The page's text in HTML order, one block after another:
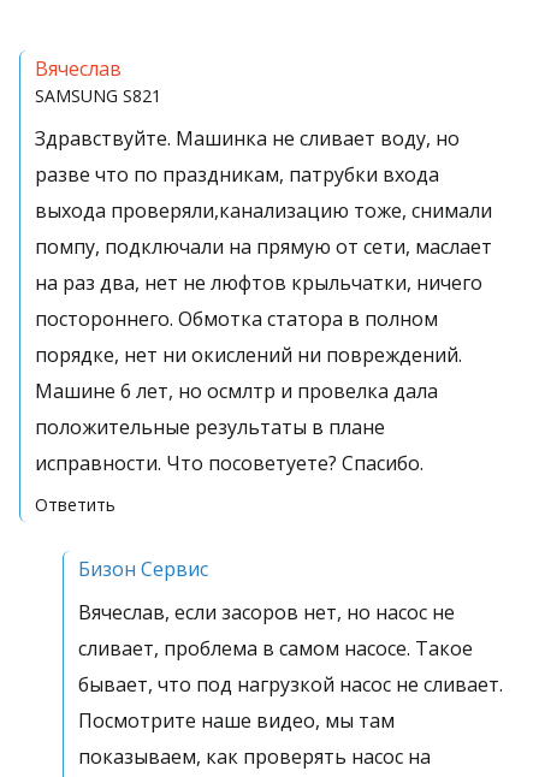
Вячеслав
SAMSUNG S821
Здравствуйте. Машинка не сливает воду, но
разве что по праздникам, патрубки входа
выхода проверяли,канализацию тоже, снимали
помпу, подключали на прямую от сети, маслает
на раз два, нет не люфтов крыльчатки, ничего
постороннего. Обмотка статора в полном
порядке, нет ни окислений ни повреждений.
Машине 6 лет, но осмлтр и провелка дала
положительные результаты в плане
исправности. Что посоветуете? Спасибо.
Ответить
Бизон Сервис
Вячеслав, если засоров нет, но насос не
сливает, проблема в самом насосе. Такое
бывает, что под нагрузкой насос не сливает.
Посмотрите наше видео, мы там
показываем, как проверять насос на